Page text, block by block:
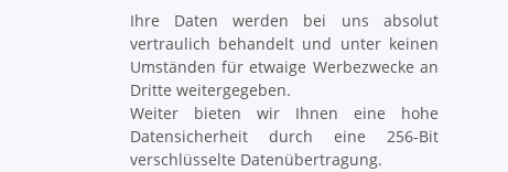
Ihre Daten werden bei uns absolut
vertraulich behandelt und unter keinen
Umständen für etwaige Werbezwecke an
Dritte weitergegeben.
Weiter bieten wir Ihnen eine hohe
Datensicherheit durch eine 256-Bit
verschlüsselte Datenübertragung.